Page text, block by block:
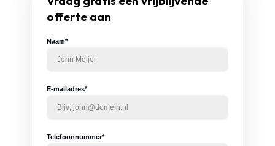
offerte aan
Naam*
E-mailadres*
Telefoonnummer*